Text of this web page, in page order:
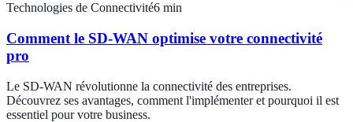
Technologies de Connectivité6 min
Comment le SD-WAN optimise votre connectivité
pro
Le SD-WAN révolutionne la connectivité des entreprises.
Découvrez ses avantages, comment l'implémenter et pourquoi il est
essentiel pour votre business.